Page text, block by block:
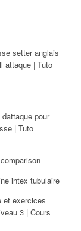
setter anglais
attaque | Tuto
pour
| Tuto
intex tubulaire
et exercices
3 | Cours